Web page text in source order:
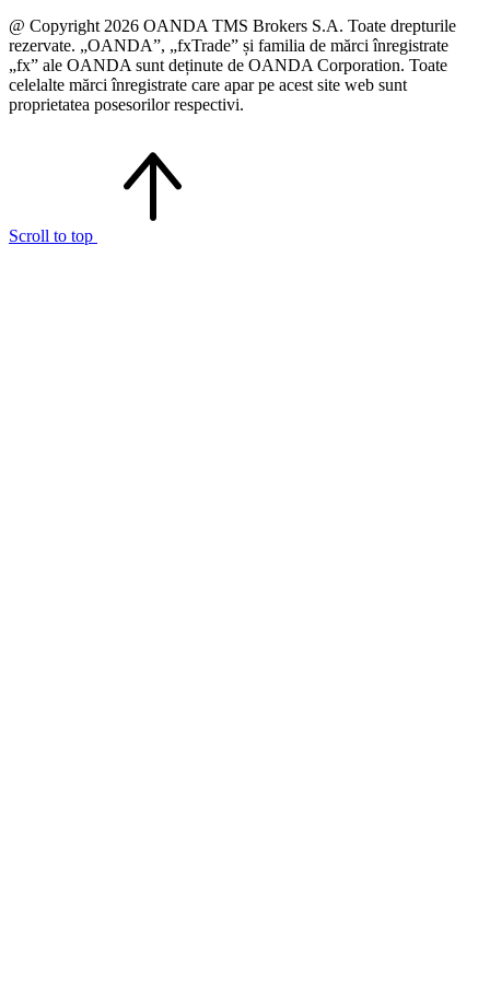
@ Copyright 2026 OANDA TMS Brokers S.A. Toate drepturile
rezervate. „OANDA”, „fxTrade” și familia de mărci înregistrate
„fx” ale OANDA sunt deținute de OANDA Corporation. Toate
celelalte mărci înregistrate care apar pe acest site web sunt
proprietatea posesorilor respectivi.
Scroll to top